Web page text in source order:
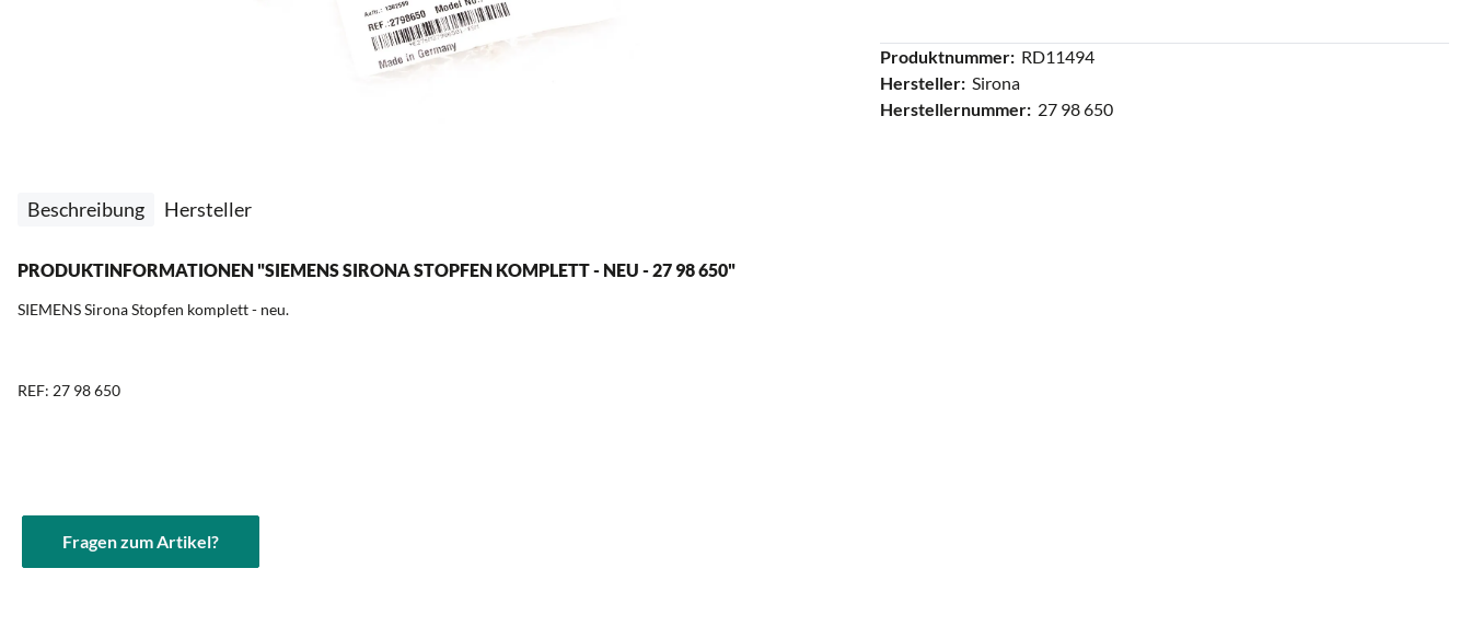
Produktnummer: RD11494
Hersteller: Sirona
Herstellernummer: 27 98 650
Beschreibung Hersteller
PRODUKTINFORMATIONEN "SIEMENS SIRONA STOPFEN KOMPLETT - NEU - 27 98 650"
SIEMENS Sirona Stopfen komplett - neu.
REF: 27 98 650
Fragen zum Artikel?